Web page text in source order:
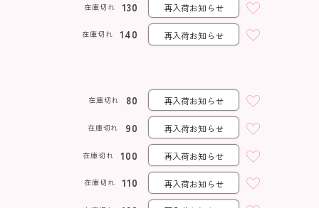
130
在庫切れ 再入荷お知らせ
140
在庫切れ 再入荷お知らせ
80
在庫切れ 再入荷お知らせ
90
在庫切れ 再入荷お知らせ
100
在庫切れ 再入荷お知らせ
110
在庫切れ 再入荷お知らせ